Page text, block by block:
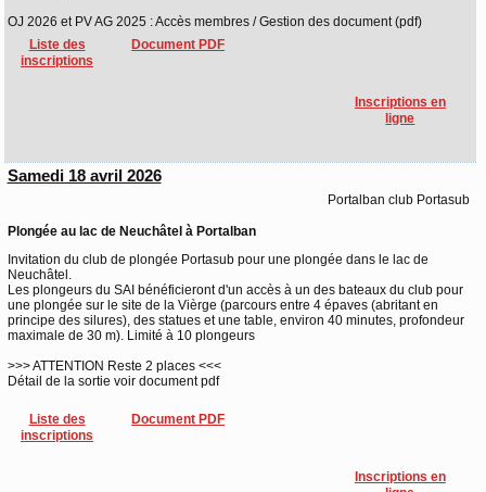
OJ 2026 et PV AG 2025 : Accès membres / Gestion des document (pdf)
Liste des
inscriptions
Document PDF
Inscriptions en
ligne
Samedi 18 avril 2026
Portalban club Portasub
Plongée au lac de Neuchâtel à Portalban
Invitation du club de plongée Portasub pour une plongée dans le lac de
Neuchâtel.
Les plongeurs du SAI bénéficieront d'un accès à un des bateaux du club pour
une plongée sur le site de la Vièrge (parcours entre 4 épaves (abritant en
principe des silures), des statues et une table, environ 40 minutes, profondeur
maximale de 30 m). Limité à 10 plongeurs
>>> ATTENTION Reste 2 places <<<
Détail de la sortie voir document pdf
Liste des
inscriptions
Document PDF
Inscriptions en